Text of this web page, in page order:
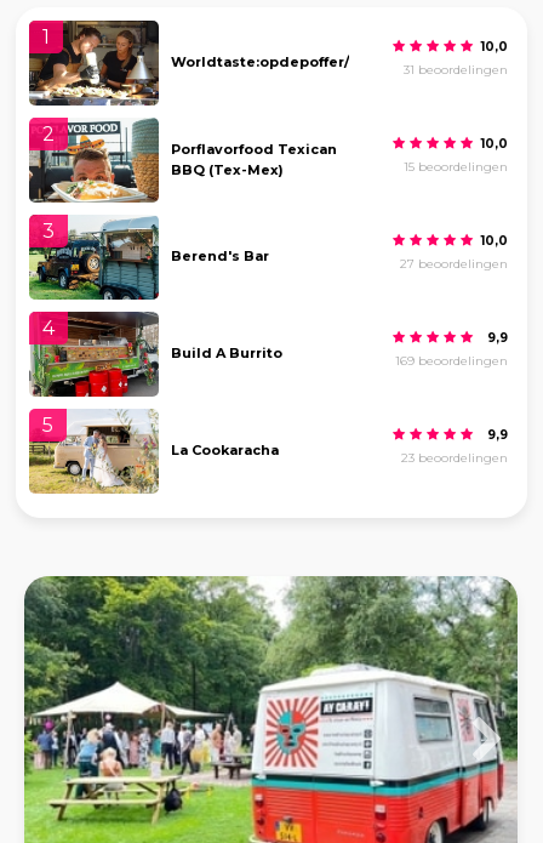
1
Worldtaste:opdepoffer/tap/borrel/bbq
10,0
31 beoordelingen
2
Porflavorfood Texican
BBQ (Tex-Mex)
10,0
15 beoordelingen
3
Berend's Bar
10,0
27 beoordelingen
4
Build A Burrito
9,9
169 beoordelingen
5
La Cookaracha
9,9
23 beoordelingen